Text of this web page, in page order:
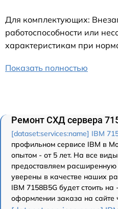
Для комплектующих:
работоспособности или
характеристикам при
Показать полностью
Ремонт СХД сервера
[dataset:services:name] IBM
профильном сервисе IBM в
опытом - от 5 лет. На все
предоставляем
уверены в качестве наших
IBM 7158B5G будет стоить
оформлении заказа на